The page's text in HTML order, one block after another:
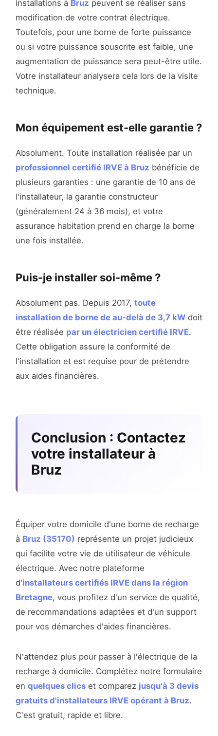
installations à Bruz peuvent se réaliser sans
modification de votre contrat électrique.
Toutefois, pour une borne de forte puissance
ou si votre puissance souscrite est faible, une
augmentation de puissance sera peut-être utile.
Votre installateur analysera cela lors de la visite
technique.
Mon équipement est-elle garantie ?
Absolument. Toute installation réalisée par un
professionnel certifié IRVE à Bruz bénéficie de
plusieurs garanties : une garantie de 10 ans de
l'installateur, la garantie constructeur
(généralement 24 à 36 mois), et votre
assurance habitation prend en charge la borne
une fois installée.
Puis-je installer soi-même ?
Absolument pas. Depuis 2017, toute
installation de borne de au-delà de 3,7 kW doit
être réalisée par un électricien certifié IRVE.
Cette obligation assure la conformité de
l'installation et est requise pour de prétendre
aux aides financières.
Conclusion : Contactez
votre installateur à
Bruz
Équiper votre domicile d'une borne de recharge
à Bruz (35170) représente un projet judicieux
qui facilite votre vie de utilisateur de véhicule
électrique. Avec notre plateforme
d'installateurs certifiés IRVE dans la région
Bretagne, vous profitez d'un service de qualité,
de recommandations adaptées et d'un support
pour vos démarches d'aides financières.
N'attendez plus pour passer à l'électrique de la
recharge à domicile. Complétez notre formulaire
en quelques clics et comparez jusqu'à 3 devis
gratuits d'installateurs IRVE opérant à Bruz.
C'est gratuit, rapide et libre.